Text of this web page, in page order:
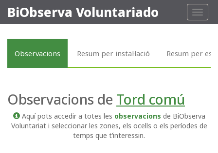
Toggle
BiObserva Voluntariado
Observacions Resum per instal·lació Resum per
Observacions de Tord comú
Aquí pots accedir a totes les observacions de BiObserva
Voluntariat i seleccionar les zones, els ocells o els períodes de
temps que t’interessin.